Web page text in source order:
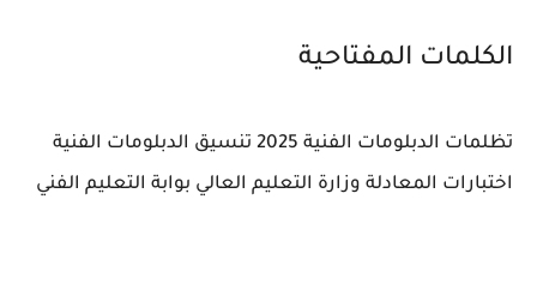
الكلمات المفتاحية
تظلمات الدبلومات الفنية 2025
تنسيق الدبلومات الفنية
اختبارات المعادلة وزارة التعليم العالي بوابة التعليم الفني